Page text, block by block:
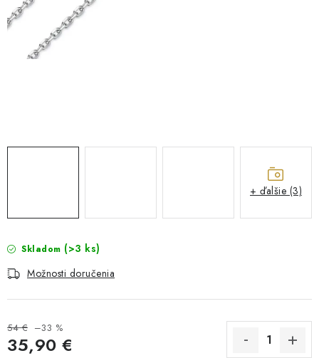
Skladom (>3 ks)
Možnosti doručenia
54 € –33 %
35,90 €
+ ďalšie (3)